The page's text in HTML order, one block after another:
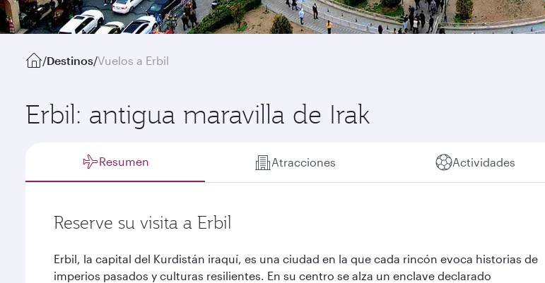
/Destinos/Vuelos a Erbil
Erbil: antigua maravilla de Irak
Resumen Atracciones Actividades
Reserve su visita a Erbil
Erbil, la capital del Kurdistán iraquí, es una ciudad en la que cada rincón evoca historias de
imperios pasados y culturas resilientes. En su centro se alza un enclave declarado